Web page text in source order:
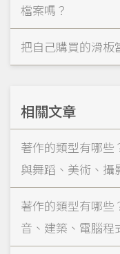
檔案嗎？
把自己購買的滑板
相關文章
著作的類型有哪
與舞蹈、美術、攝
著作的類型有哪
音、建築、電腦程